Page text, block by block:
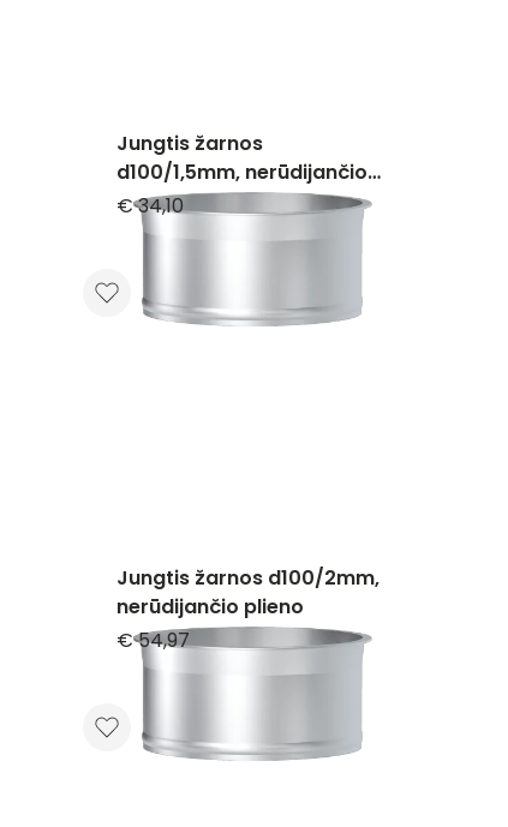
Jungtis žarnos
d100/1,5mm, nerūdijančio
plieno
€ 34,10
Jungtis žarnos d100/2mm,
nerūdijančio plieno
€ 54,97